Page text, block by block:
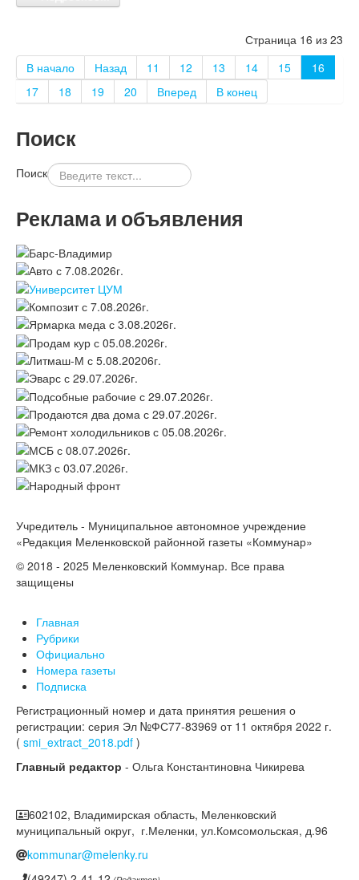
Страница 16 из 23
В начало
Назад 11 12 13 14 15
16
17
18 19 20 Вперед В конец
Поиск
Поиск
Реклама и объявления
Учредитель - Муниципальное автономное учреждение
«Редакция Меленковской районной газеты «Коммунар»
© 2018 - 2025 Меленковский Коммунар. Все права
защищены
Главная
Рубрики
Официально
Номера газеты
Подписка
Регистрационный номер и дата принятия решения о
регистрации: серия Эл №ФС77-83969 от 11 октября 2022 г.
( smi_extract_2018.pdf )
Главный редактор - Ольга Константиновна Чикирева
602102, Владимирская область, Меленковский
муниципальный округ, г.Меленки, ул.Комсомольская, д.96
kommunar@melenky.ru